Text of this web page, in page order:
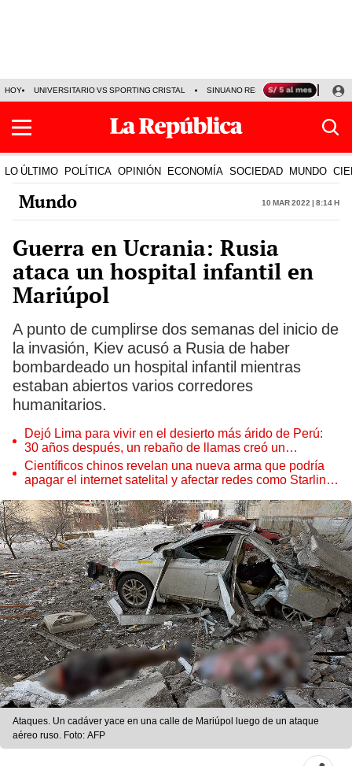
HOY UNIVERSITARIO VS SPORTING CRISTAL SINUANO RESULTADOS HOY
LO ÚLTIMO POLÍTICA OPINIÓN ECONOMÍA SOCIEDAD MUNDO
Mundo 10 Mar 2022 | 8:14 h
Guerra en Ucrania: Rusia
ataca un hospital infantil en
Mariúpol
A punto de cumplirse dos semanas del inicio de
la invasión, Kiev acusó a Rusia de haber
bombardeado un hospital infantil mientras
estaban abiertos varios corredores
humanitarios.
Dejó Lima para vivir en el desierto más árido de Perú:
30 años después, un rebaño de llamas creó un
sorprendente ecosistema
Científicos chinos revelan una nueva arma que podría
apagar el internet satelital y afectar redes como Starlink
Ataques. Un cadáver yace en una calle de Mariúpol luego de un ataque
aéreo ruso. Foto: AFP